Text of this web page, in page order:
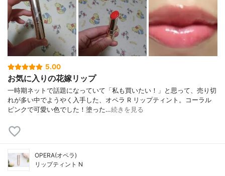
5.00
お気に入りの花嫁リップ
一時期ネットで話題になっていて「私も買いたい！」と思って、売り切
れが多い中でようやく入手した、オペラ R リップティント。コーラル
ピンクで可愛い色でした！塗った…続きを見る
OPERA(オペラ)
リップティント N